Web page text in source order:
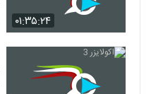
۰۱:۳۵:۲۴